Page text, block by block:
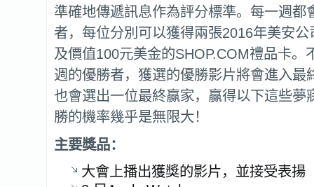
準確地傳遞訊息作為評分標準。每一週都
者，每位分別可以獲得兩張2016年美安
及價值100元美金的SHOP.COM禮品卡。
週的優勝者，獲選的優勝影片將會進入最
也會選出一位最終贏家，贏得以下這些夢
勝的機率幾乎是無限大！
主要獎品：
大會上播出獲獎的影片，並接受表揚